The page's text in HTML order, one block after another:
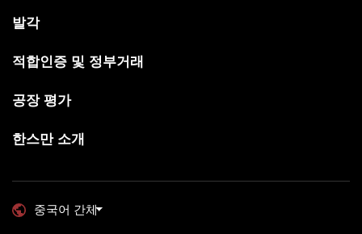
발각
적합인증 및 정부거래
공장 평가
한스만 소개
중국어 간체